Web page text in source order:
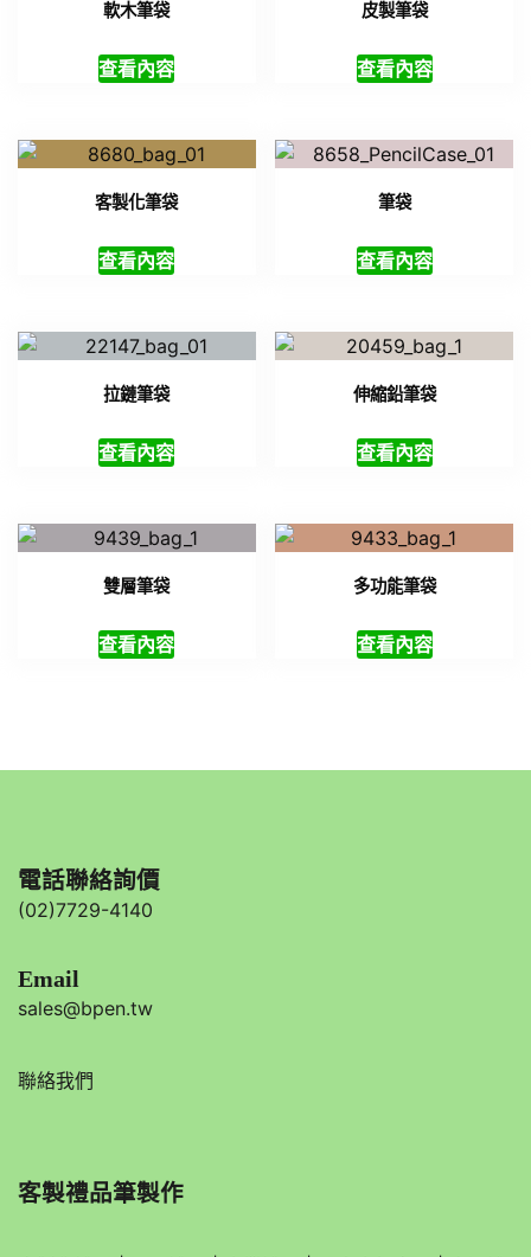
軟木筆袋
查看內容
皮製筆袋
查看內容
客製化筆袋
查看內容
筆袋
查看內容
拉鏈筆袋
查看內容
伸縮鉛筆袋
查看內容
雙層筆袋
查看內容
多功能筆袋
查看內容
電話聯絡詢價
(02)7729-4140
Email
sales@bpen.tw
聯絡我們
客製禮品筆製作